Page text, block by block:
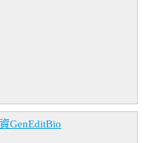
GenEditBio